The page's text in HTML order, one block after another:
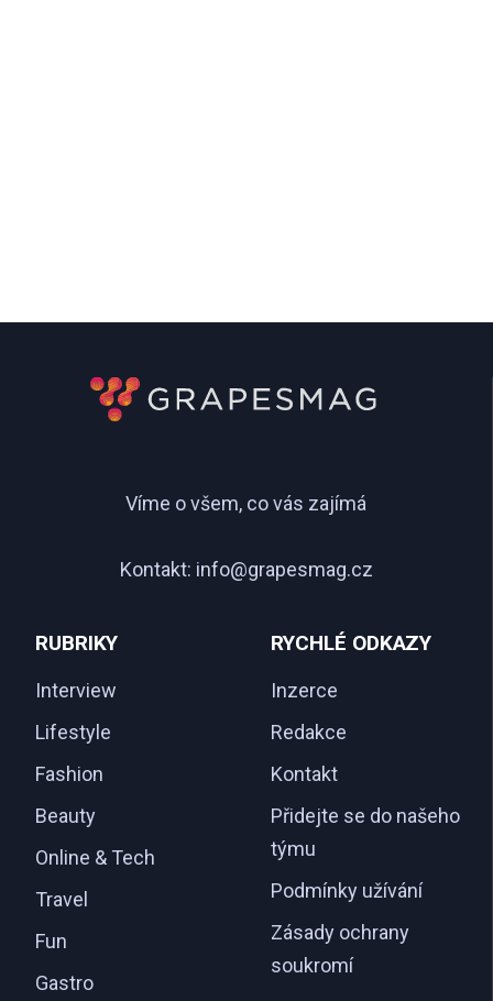
Víme o všem, co vás zajímá
Kontakt: info@grapesmag.cz
RUBRIKY
Interview
Lifestyle
Fashion
Beauty
Online & Tech
Travel
Fun
Gastro
RYCHLÉ ODKAZY
Inzerce
Redakce
Kontakt
Přidejte se do našeho
týmu
Podmínky užívání
Zásady ochrany
soukromí